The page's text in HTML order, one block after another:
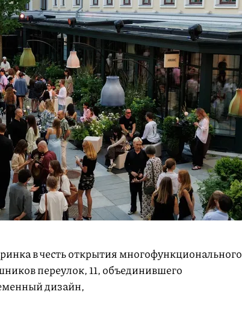
в честь открытия многофункционального
переулок, 11, объединившего
дизайн,